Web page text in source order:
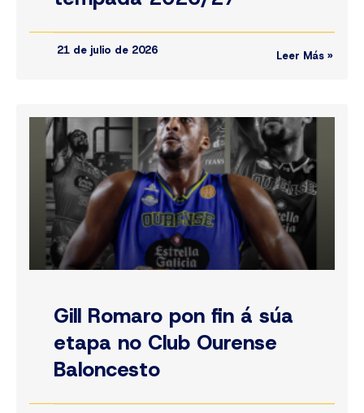
Leer Más »
21 de julio de 2026
Gill Romaro pon fin á súa
etapa no Club Ourense
Baloncesto